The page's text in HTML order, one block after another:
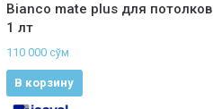
Bianco mate plus для потолков
1 лт
110 000 сўм
В корзину